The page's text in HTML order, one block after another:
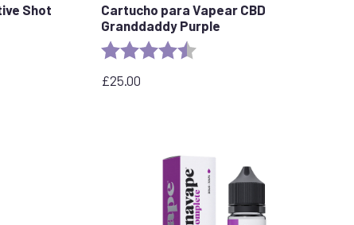
Shot
Cartucho para Vapear CBD
Granddaddy Purple
Valoración:
£25.00